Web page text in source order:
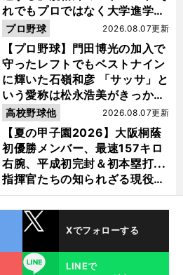
れでもプロではなく大学進学を
選ぶ理由
【プロ野球】門田博光の加入で
守ったレフトでもベストナイン
に輝いた石嶺和彦 「サッサ」と
いう愛称は松永浩美がきっか
け？
2026.08.07更新
プロ野球
【夏の甲子園2026】大阪桐蔭
初優勝メンバー、最速157キロ
右腕、平成初完封＆初本塁打...
指揮官たちの知られざる現役時
代
2026.08.07更新
高校野球他
Xでフォローする
LINE
LINEで